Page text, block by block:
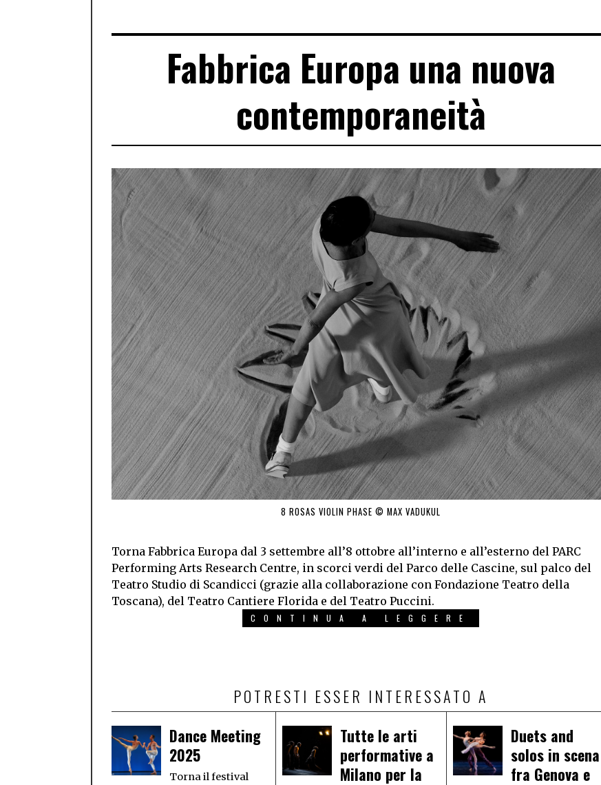
Fabbrica Europa una nuova
contemporaneità
8 ROSAS VIOLIN PHASE © MAX VADUKUL
Torna Fabbrica Europa dal 3 settembre all’8 ottobre all’interno e all’esterno del PARC
Performing Arts Research Centre, in scorci verdi del Parco delle Cascine, sul palco del
Teatro Studio di Scandicci (grazie alla collaborazione con Fondazione Teatro della
Toscana), del Teatro Cantiere Florida e del Teatro Puccini.
CONTINUA A LEGGERE
POTRESTI ESSER INTERESSATO A
Dance Meeting
2025
Torna il festival
Tutte le arti
performative a
Milano per la
Duets and
solos in scena
fra Genova e